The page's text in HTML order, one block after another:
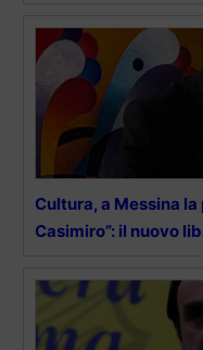
Cultura, a Messina
Casimiro”: il nuovo